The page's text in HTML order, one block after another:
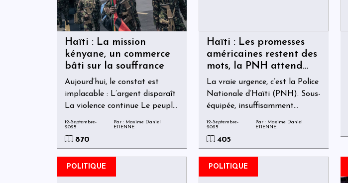
Haïti : La mission
kényane, un commerce
bâti sur la souffrance
Aujourd’hui, le constat est
implacable : L’argent disparaît
La violence continue Le peuple
insupportable.
12-Septembre-
2025
Par : Maxime Daniel
ETIENNE
870
Haïti : Les promesses
américaines restent des
mots, la PNH attend
des actes
La vraie urgence, c’est la Police
Nationale d’Haïti (PNH). Sous-
équipée, insuffisamment
adéquate, elle reste seule face
aux gangs.
12-Septembre-
2025
Par : Maxime Daniel
ETIENNE
405
POLITIQUE POLITIQUE